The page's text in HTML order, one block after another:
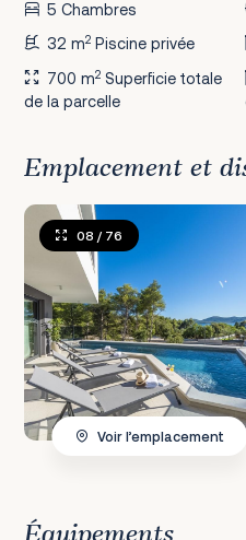
5 Chambres
32 m2 Piscine privée
700 m2 Superficie totale
de la parcelle
Emplacement et
08 / 76
Voir l’emplacement